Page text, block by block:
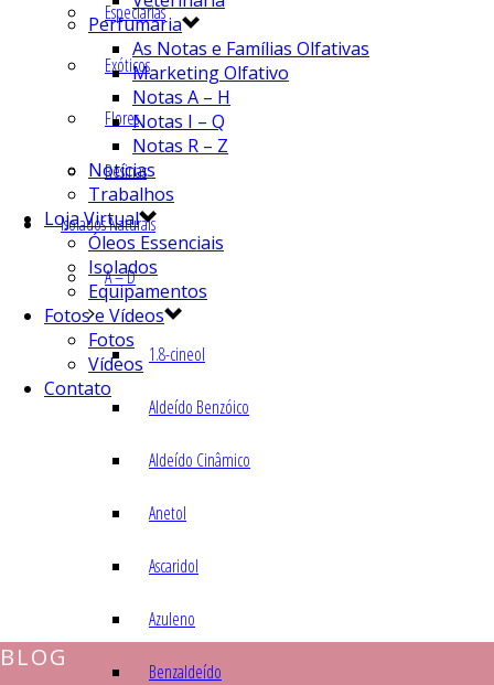
Especiarias
Exóticos
Flores
Resinas
Isolados Naturais
A – D
1.8-cineol
Aldeído Benzóico
Aldeído Cinâmico
Anetol
Ascaridol
Azuleno
Benzaldeído
Perfumaria
As Notas e Famílias Olfativas
Marketing Olfativo
Notas A – H
Notas I – Q
Notas R – Z
Notícias
Trabalhos
Loja Virtual
Óleos Essenciais
Isolados
Equipamentos
Fotos e Vídeos
Fotos
Vídeos
Contato
BLOG